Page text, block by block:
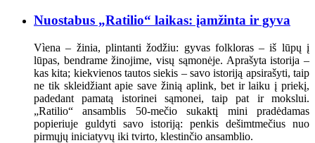
Nuostabus „Ratilio“ laikas: įamžinta ir gyva
Vìena – žinia, plintanti žodžiu: gyvas folkloras – iš lūpų į
lūpas, bendrame žinojime, visų sąmonėje. Aprašyta istorija –
kas kita; kiekvienos tautos siekis – savo istoriją apsirašyti, taip
ne tik skleidžiant apie save žinią aplink, bet ir laiku į priekį,
padedant pamatą istorinei sąmonei, taip pat ir mokslui.
„Ratilio“ ansamblis 50-mečio sukaktį mini pradėdamas
popieriuje guldyti savo istoriją: penkis dešimtmečius nuo
pirmųjų iniciatyvų iki tvirto, klestinčio ansamblio.